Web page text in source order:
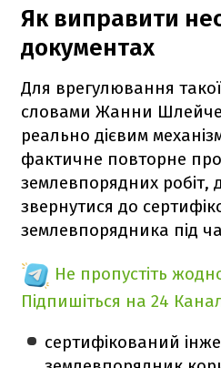
Як виправити
документах
Для врегулювання такої
словами Жанни
реально дієвим
фактичне повторне
землевпорядних робіт,
звернутися до
землевпорядника під
Не пропустіть
Підпишіться на 24
сертифікований